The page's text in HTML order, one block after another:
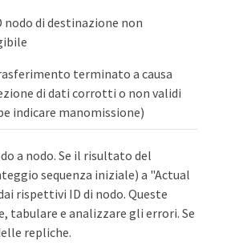
nodo di destinazione non
terminato a causa
di dati corrotti o non validi
indicare manomissione)
a nodo. Se il risultato del
sequenza iniziale) a "Actual
rispettivi ID di nodo. Queste
tabulare e analizzare gli errori. Se
repliche.